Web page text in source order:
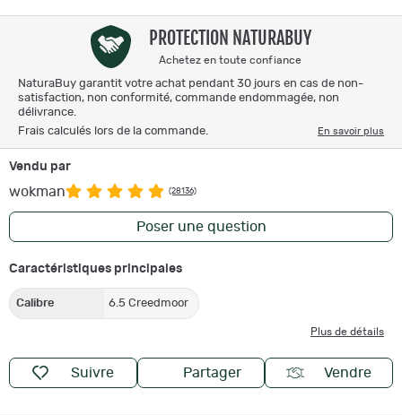
PROTECTION NATURABUY
Achetez en toute confiance
NaturaBuy garantit votre achat pendant 30 jours en cas de non-
satisfaction, non conformité, commande endommagée, non
délivrance.
Frais calculés lors de la commande.
En savoir plus
Vendu par
wokman (28136)
Poser une question
Caractéristiques principales
Calibre 6.5 Creedmoor
Plus de détails
Suivre Partager Vendre